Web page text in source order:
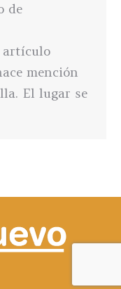
de
artículo
mención
El lugar se